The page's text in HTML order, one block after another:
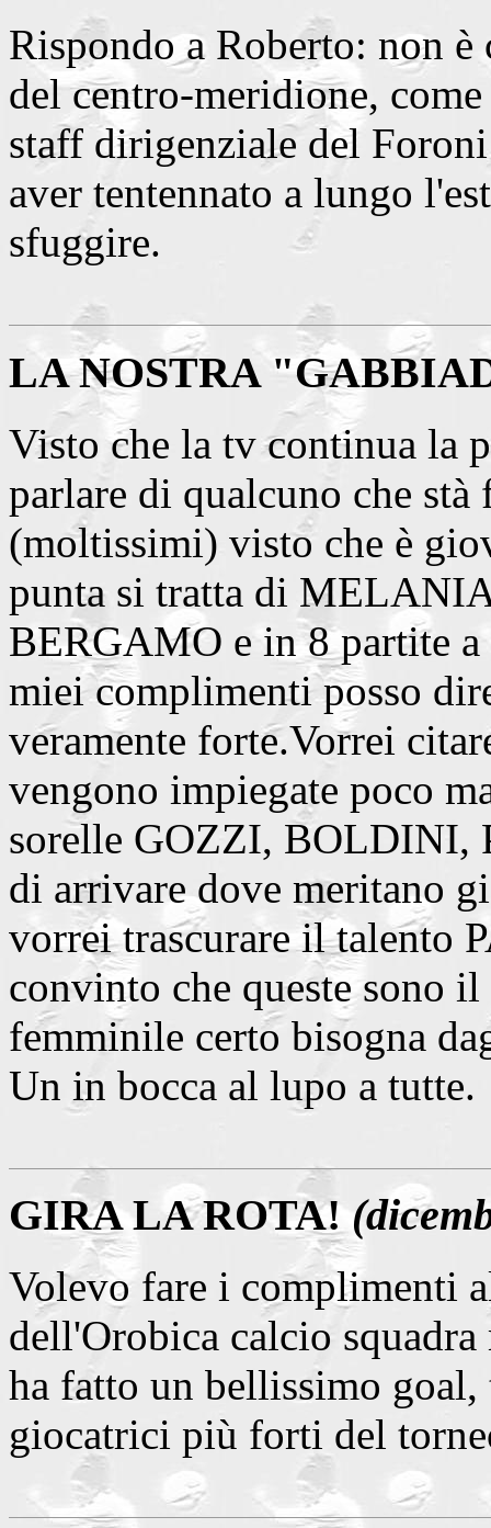
Rispondo a Roberto: non
del centro-meridione,
staff dirigenziale del
aver tentennato a lungo
sfuggire.
LA NOSTRA
Visto che la tv continua la
parlare di qualcuno che
(moltissimi) visto che è
punta si tratta di
BERGAMO e in 8 partite
miei complimenti posso
veramente forte.Vorrei
vengono impiegate poco
sorelle GOZZI, BOLDINI,
di arrivare dove meritano
vorrei trascurare il talento
convinto che queste sono
femminile certo bisogna
Un in bocca al lupo a tutte.
GIRA LA ROTA!
Volevo fare i complimenti
dell'Orobica calcio
ha fatto un bellissimo goal,
giocatrici più forti del